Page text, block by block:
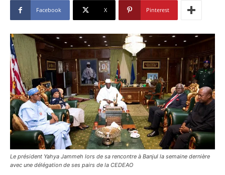
Facebook X Pinterest
Le président Yahya Jammeh lors de sa rencontre à Banjul la semaine dernière
avec une délégation de ses pairs de la CEDEAO